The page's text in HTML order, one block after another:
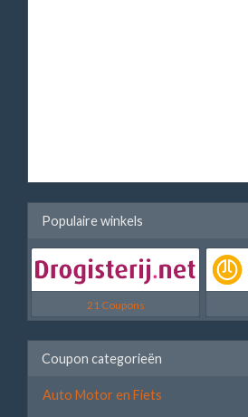
Populaire winkels
21 Coupons
Coupon categorieën
Auto Motor en Fiets